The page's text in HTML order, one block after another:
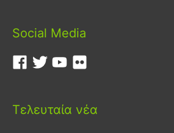
Social Media
Τελευταία νέα